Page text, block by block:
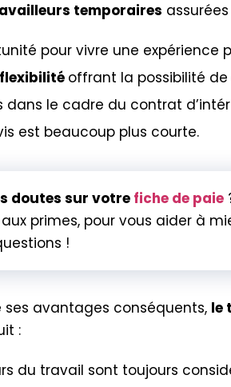
temporaires
pour vivre une expérience
flexibilité offrant la possibilité
dans le cadre du contrat
est beaucoup plus courte.
doutes sur votre fiche de paie
primes, pour vous aider à
!
ses avantages conséquents, le
:
du travail sont toujours